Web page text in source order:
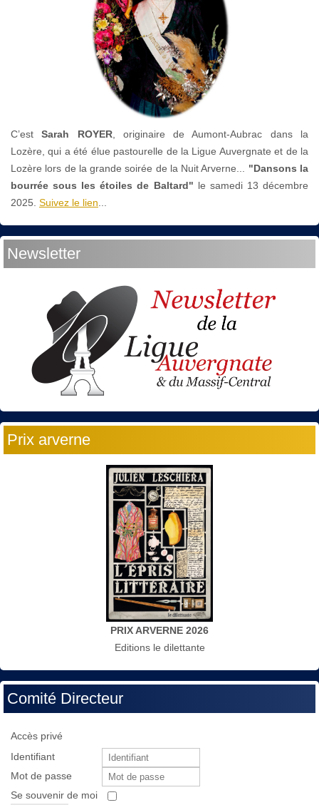
C’estSarah ROYER, originaire de Aumont-Aubrac dans la
Lozère, qui a été élue pastourelle de la Ligue Auvergnate et de la
Lozère lors de la grande soirée de la Nuit Arverne...
"Dansons la
bourrée sous les étoiles de Baltard" le samedi 13 décembre
2025. Suivez le lien
Newsletter
Prix arverne
PRIX ARVERNE 2026
Editions le dilettante
Comité Directeur
Accès privé
Identifiant
Mot de passe
Se souvenir de moi